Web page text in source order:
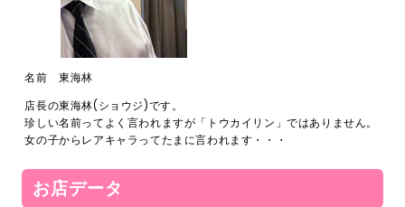
メール
s-hanabi@docomo.ne.jp
名前 東海林
店長の東海林(ショウジ)です。
珍しい名前ってよく言われますが「トウカイリン」ではありません。
女の子からレアキャラってたまに言われます・・・
お店データ